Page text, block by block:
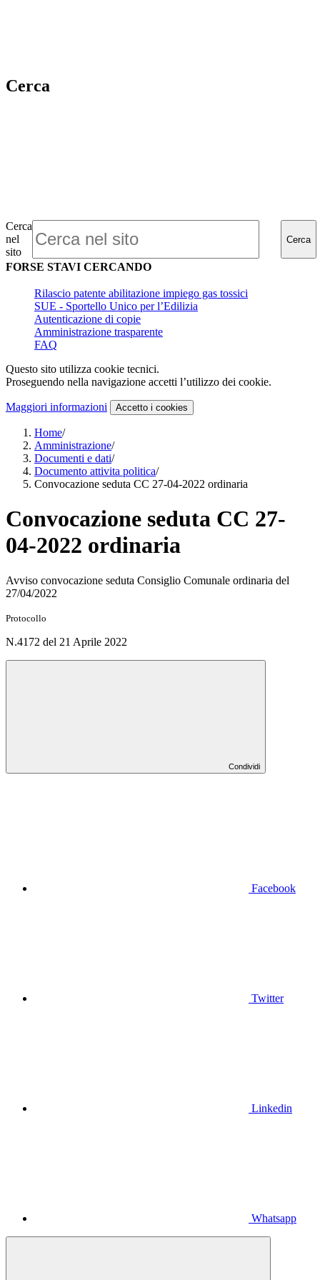
Cerca
Cerca
nel
sito
Cerca
FORSE STAVI CERCANDO
Rilascio patente abilitazione impiego gas tossici
SUE - Sportello Unico per l’Edilizia
Autenticazione di copie
Amministrazione trasparente
FAQ
Questo sito utilizza cookie tecnici.
Proseguendo nella navigazione accetti l’utilizzo dei cookie.
Maggiori informazioni Accetto i cookies
Home/
Amministrazione/
Documenti e dati/
Documento attivita politica/
Convocazione seduta CC 27-04-2022 ordinaria
Convocazione seduta CC 27-
04-2022 ordinaria
Avviso convocazione seduta Consiglio Comunale ordinaria del
27/04/2022
Protocollo
N.4172 del 21 Aprile 2022
Condividi
Facebook
Twitter
Linkedin
Whatsapp